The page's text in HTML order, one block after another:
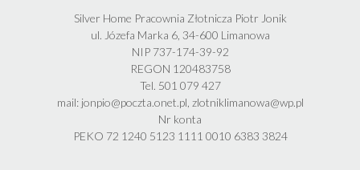
Silver Home Pracownia Złotnicza Piotr Jonik
ul. Józefa Marka 6, 34-600 Limanowa
NIP 737-174-39-92
REGON 120483758
Tel. 501 079 427
mail: jonpio@poczta.onet.pl, zlotniklimanowa@wp.pl
Nr konta
PEKO 72 1240 5123 1111 0010 6383 3824